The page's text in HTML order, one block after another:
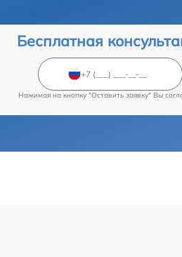
Бесплатная
Нажимая на кнопку "Оставить заявку" Вы